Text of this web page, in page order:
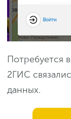
Потребуется
2ГИС
данных.